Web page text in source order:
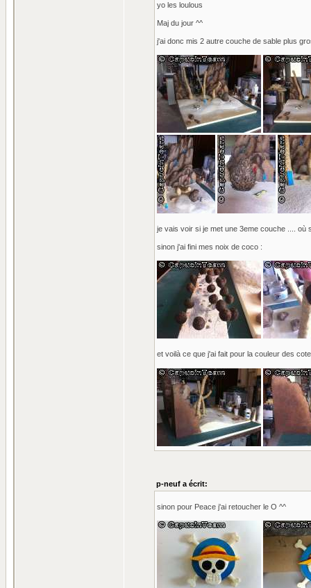
yo les loulous
Maj du jour ^^
j'ai donc mis 2 autre couche de sable plus
je vais voir si je met une 3eme couche .... où
sinon j'ai fini mes noix de coco :
et voilà ce que j'ai fait pour la couleur des
p-neuf a écrit:
sinon pour Peace j'ai retoucher le O ^^